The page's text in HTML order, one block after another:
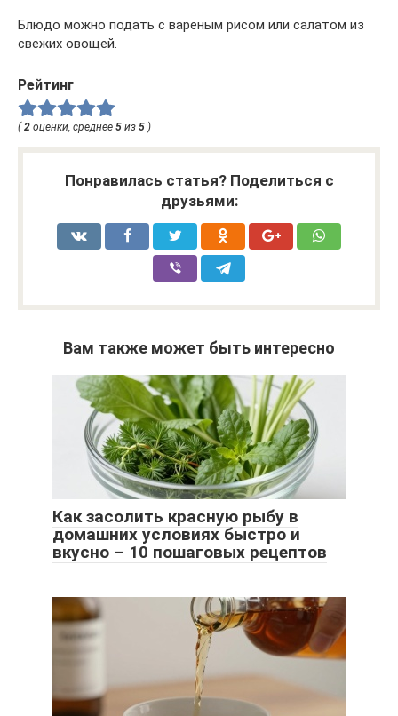
Блюдо можно подать с вареным рисом или салатом из
свежих овощей.
Рейтинг
(2 оценки, среднее 5 из 5 )
Понравилась статья? Поделиться с
друзьями:
Вам также может быть интересно
Как засолить красную рыбу в
домашних условиях быстро и
вкусно – 10 пошаговых рецептов